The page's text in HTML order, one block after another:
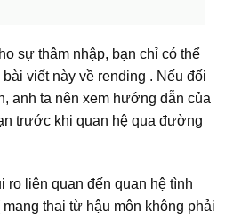
sự thâm nhập, bạn chỉ có thể
viết này về rending . Nếu đối
anh ta nên xem hướng dẫn của
trước khi quan hệ qua đường
ro liên quan đến quan hệ tình
thai từ hậu môn không phải